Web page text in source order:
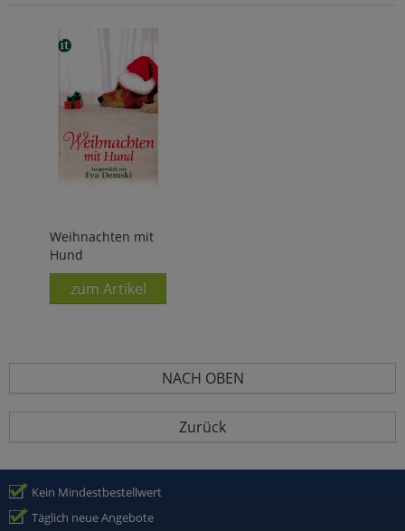
Weihnachten mit
Hund
zum Artikel
NACH OBEN
Zurück
Kein Mindestbestellwert
Täglich neue Angebote